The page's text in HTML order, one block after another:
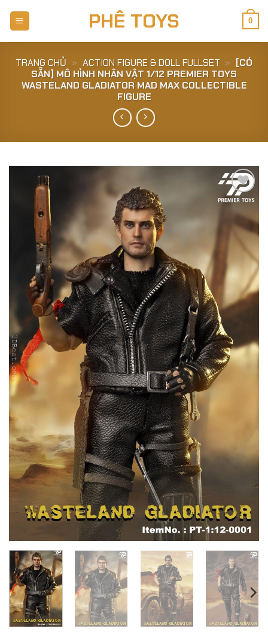
PHÊ TOYS 0
TRANG CHỦ » ACTION FIGURE & DOLL FULLSET »
[CÓ
SẴN] MÔ HÌNH NHÂN VẬT 1/12 PREMIER TOYS
WASTELAND GLADIATOR MAD MAX COLLECTIBLE
FIGURE
Add to
Wishlist